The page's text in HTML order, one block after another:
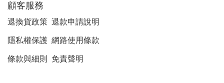
顧客服務
退換貨政策 退款申請說明
隱私權保護 網路使用條款
條款與細則 免責聲明